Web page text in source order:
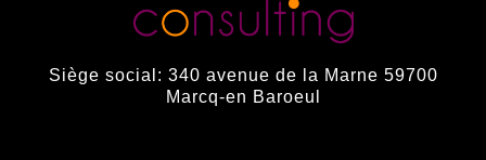
Siège social: 340 avenue de la Marne 59700
Marcq-en Baroeul